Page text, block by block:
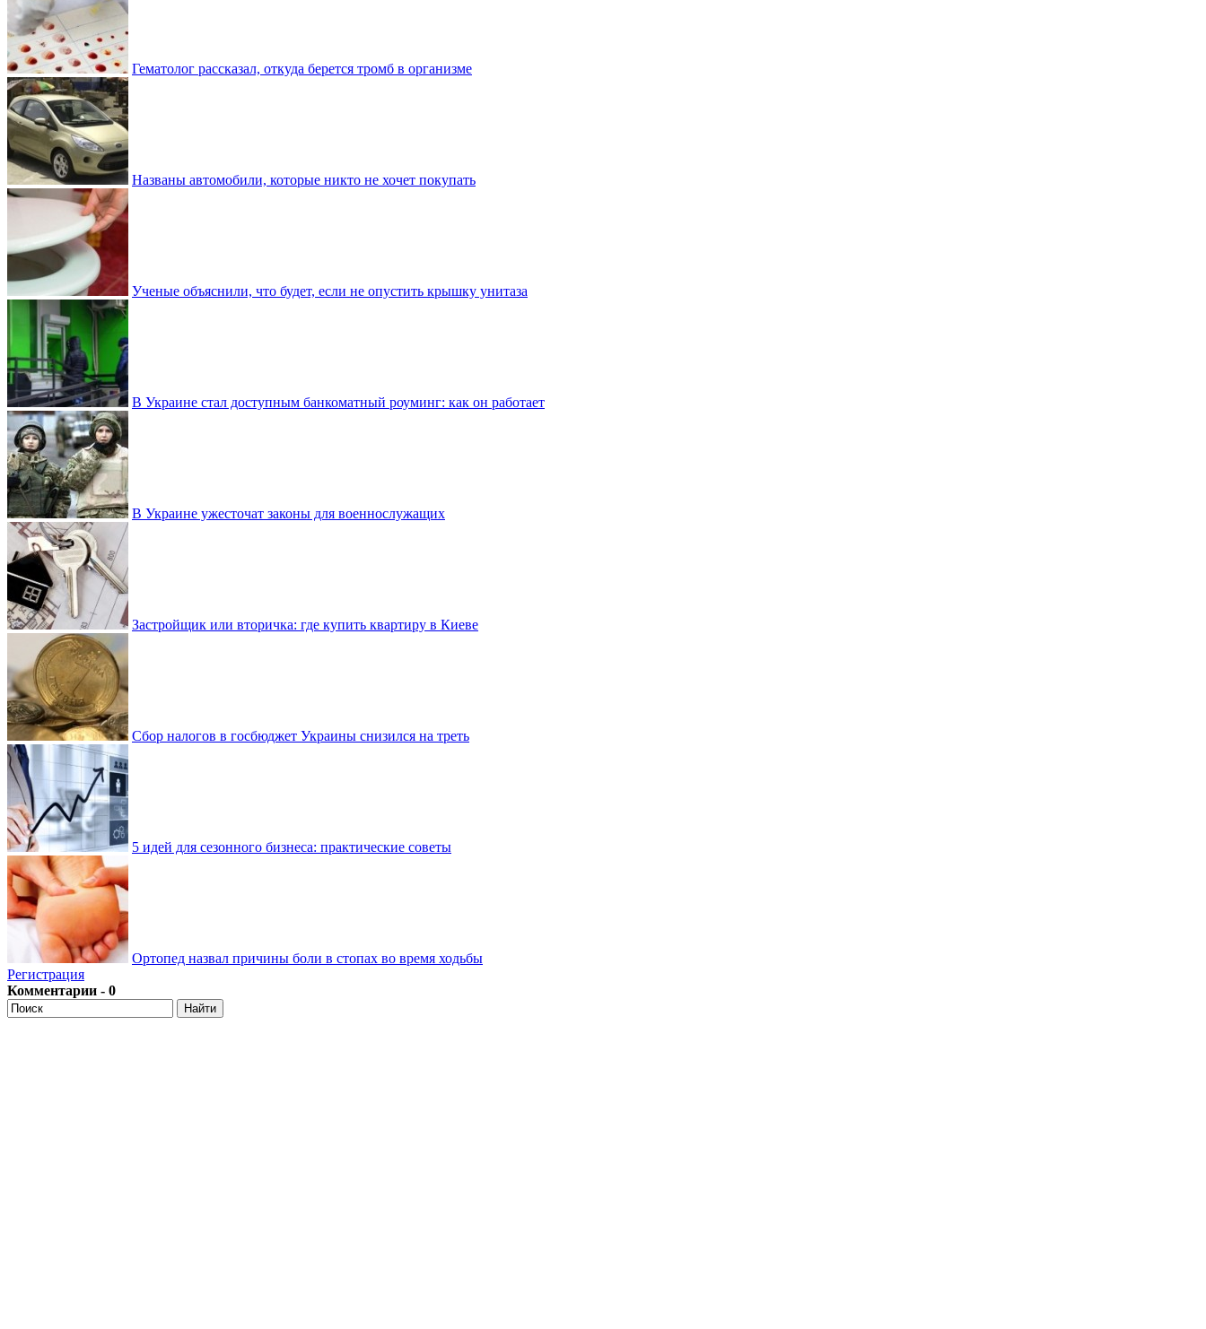
Гематолог рассказал, откуда берется тромб в организме
Названы автомобили, которые никто не хочет покупать
Ученые объяснили, что будет, если не опустить крышку унитаза
В Украине стал доступным банкоматный роуминг: как он работает
В Украине ужесточат законы для военнослужащих
Застройщик или вторичка: где купить квартиру в Киеве
Сбор налогов в госбюджет Украины снизился на треть
5 идей для сезонного бизнеса: практические советы
Ортопед назвал причины боли в стопах во время ходьбы
Регистрация
Комментарии - 0